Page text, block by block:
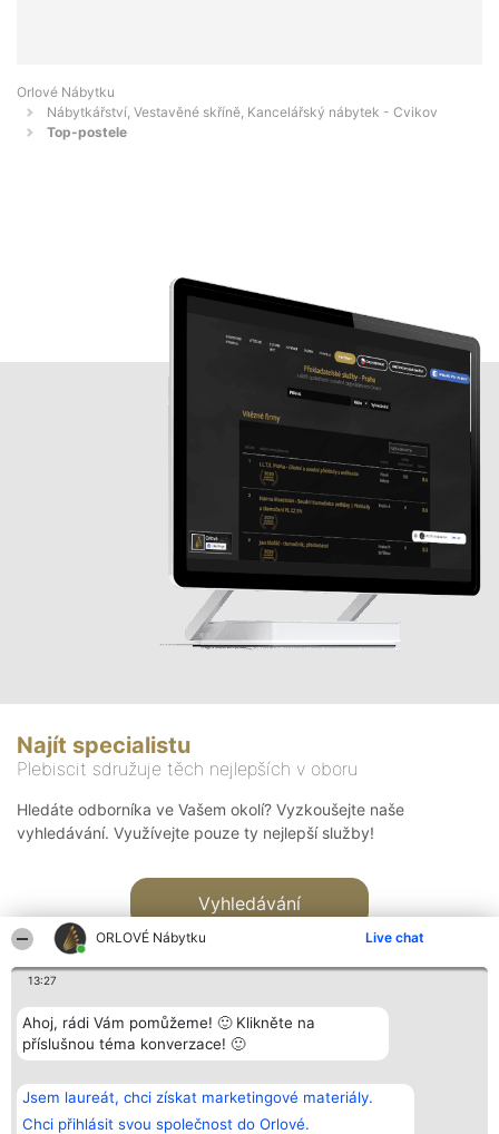
ORLOVÉ Nábytku Live chat
13:27
Ahoj, rádi Vám pomůžeme! 🙂 Klikněte na
příslušnou téma konverzace! 🙂
Jsem laureát, chci získat marketingové materiály.
Chci přihlásit svou společnost do Orlové.
Orlové Nábytku
Nábytkářství, Vestavěné skříně, Kancelářský nábytek - Cvikov
Top-postele
Najít specialistu
Plebiscit sdružuje těch nejlepších v oboru
Hledáte odborníka ve Vašem okolí? Vyzkoušejte naše
vyhledávání. Využívejte pouze ty nejlepší služby!
Vyhledávání
Bright Side Solutions sp. z o.
o. sp. k.
ul. Ruska 22
Vítězové
Seznam všech
laureátů
Kontakt